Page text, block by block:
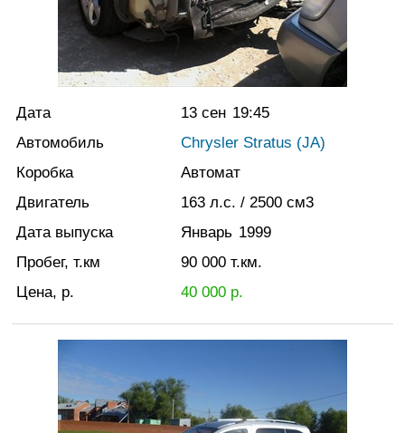
Дата 13 сен 19:45
Автомобиль
Chrysler Stratus (JA)
Коробка
Автомат
Двигатель
163 л.с. / 2500 см3
Дата выпуска
Январь 1999
Пробег, т.км
90 000 т.км.
Цена, р.
40 000р.